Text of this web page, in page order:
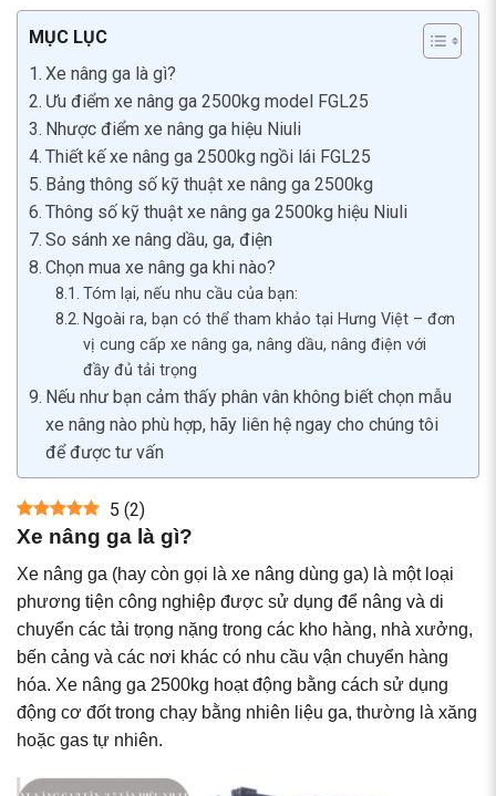
MỤC LỤC
Xe nâng ga là gì?
Ưu điểm xe nâng ga 2500kg model FGL25
Nhược điểm xe nâng ga hiệu Niuli
Thiết kế xe nâng ga 2500kg ngồi lái FGL25
Bảng thông số kỹ thuật xe nâng ga 2500kg
Thông số kỹ thuật xe nâng ga 2500kg hiệu Niuli
So sánh xe nâng dầu, ga, điện
Chọn mua xe nâng ga khi nào?
Tóm lại, nếu nhu cầu của bạn:
Ngoài ra, bạn có thể tham khảo tại Hưng Việt – đơn
vị cung cấp xe nâng ga, nâng dầu, nâng điện với
đầy đủ tải trọng
Nếu như bạn cảm thấy phân vân không biết chọn mẫu
xe nâng nào phù hợp, hãy liên hệ ngay cho chúng tôi
để được tư vấn
5 (2)
Xe nâng ga là gì?
Xe nâng ga (hay còn gọi là xe nâng dùng ga) là một loại
phương tiện công nghiệp được sử dụng để nâng và di
chuyển các tải trọng nặng trong các kho hàng, nhà xưởng,
bến cảng và các nơi khác có nhu cầu vận chuyển hàng
hóa. Xe nâng ga 2500kg hoạt động bằng cách sử dụng
động cơ đốt trong chạy bằng nhiên liệu ga, thường là xăng
hoặc gas tự nhiên.